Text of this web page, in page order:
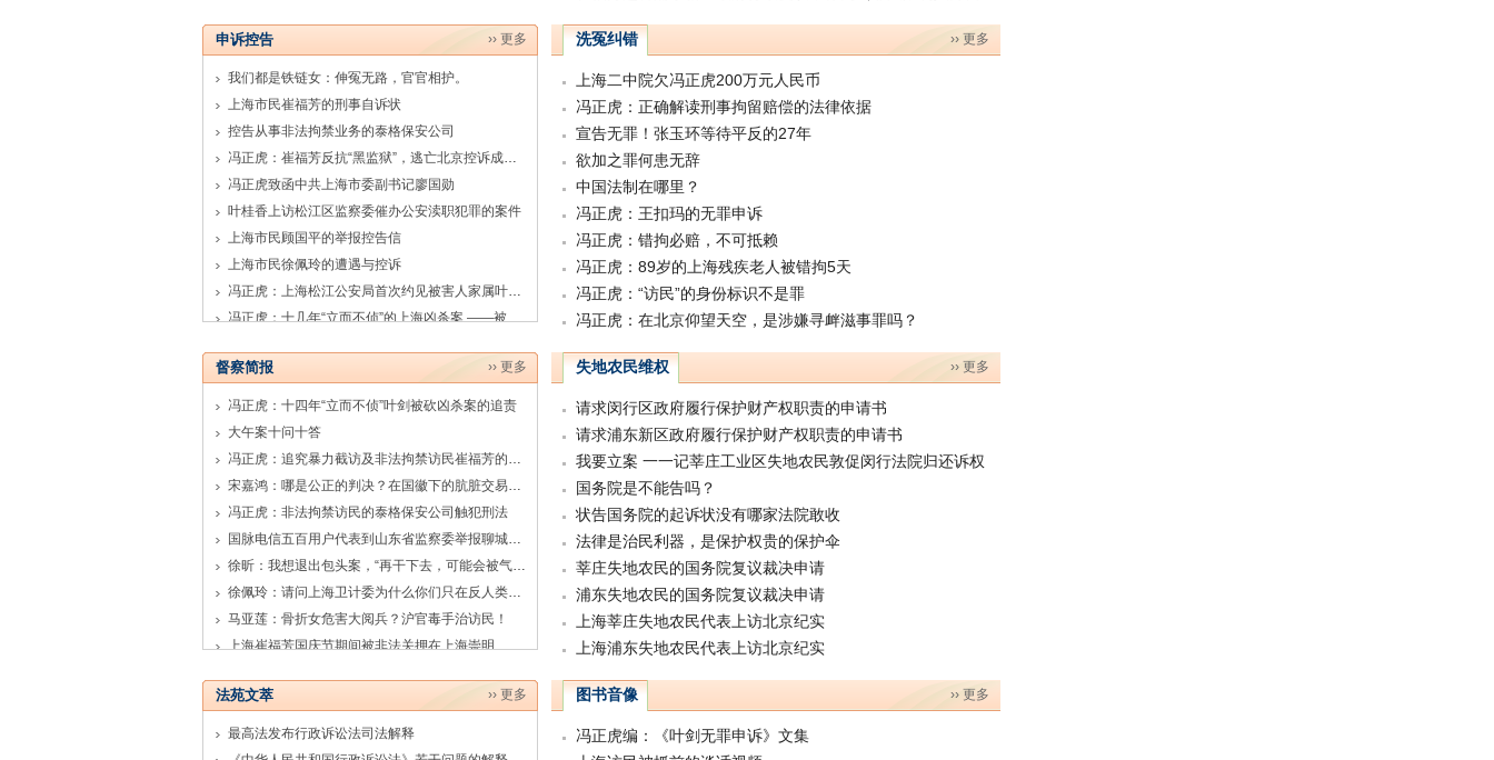
申诉控告 ›› 更多
我们都是铁链女：伸冤无路，官官相护。
上海市民崔福芳的刑事自诉状
控告从事非法拘禁业务的泰格保安公司
冯正虎：崔福芳反抗“黑监狱”，逃亡北京控诉成功，现在正在回沪的路途中
冯正虎致函中共上海市委副书记廖国勋
叶桂香上访松江区监察委催办公安渎职犯罪的案件
上海市民顾国平的举报控告信
上海市民徐佩玲的遭遇与控诉
冯正虎：上海松江公安局首次约见被害人家属叶桂香
冯正虎：十几年“立而不侦”的上海凶杀案 ——被害人之母叶桂香控告涉嫌渎职罪的上海松江警方相关人员
洗冤纠错 ›› 更多
上海二中院欠冯正虎200万元人民币
冯正虎：正确解读刑事拘留赔偿的法律依据
宣告无罪！张玉环等待平反的27年
欲加之罪何患无辞
中国法制在哪里？
冯正虎：王扣玛的无罪申诉
冯正虎：错拘必赔，不可抵赖
冯正虎：89岁的上海残疾老人被错拘5天
冯正虎：“访民”的身份标识不是罪
冯正虎：在北京仰望天空，是涉嫌寻衅滋事罪吗？
督察简报 ›› 更多
冯正虎：十四年“立而不侦”叶剑被砍凶杀案的追责
大午案十问十答
冯正虎：追究暴力截访及非法拘禁访民崔福芳的刑事责任
宋嘉鸿：哪是公正的判决？在国徽下的肮脏交易——为丁菊英喊冤！
冯正虎：非法拘禁访民的泰格保安公司触犯刑法
国脉电信五百用户代表到山东省监察委举报聊城公安违法索要办案费
徐昕：我想退出包头案，​“再干下去，可能会被气死”
徐佩玲：请问上海卫计委为什么你们只在反人类道路上狂奔？
马亚莲：骨折女危害大阅兵？沪官毒手治访民！
上海崔福芳国庆节期间被非法关押在上海崇明
失地农民维权 ›› 更多
请求闵行区政府履行保护财产权职责的申请书
请求浦东新区政府履行保护财产权职责的申请书
我要立案 一一记莘庄工业区失地农民敦促闵行法院归还诉权
国务院是不能告吗？
状告国务院的起诉状没有哪家法院敢收
法律是治民利器，是保护权贵的保护伞
莘庄失地农民的国务院复议裁决申请
浦东失地农民的国务院复议裁决申请
上海莘庄失地农民代表上访北京纪实
上海浦东失地农民代表上访北京纪实
法苑文萃 ›› 更多
最高法发布行政诉讼法司法解释
图书音像 ›› 更多
冯正虎编：《叶剑无罪申诉》文集